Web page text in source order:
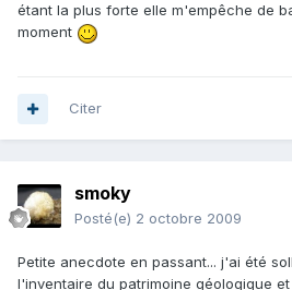
étant la plus forte elle m'empêche de
moment
Citer
smoky
Posté(e) 2 octobre 2009
Petite anecdote en passant... j'ai été
l'inventaire du patrimoine géologique